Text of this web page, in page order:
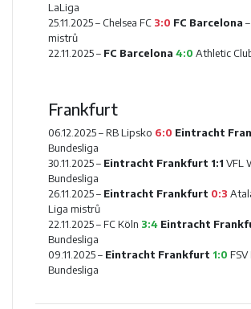
LaLiga
25.11.2025 – Chelsea FC 3:0 FC Barcelona
mistrů
22.11.2025 – FC Barcelona 4:0 Athletic
Frankfurt
06.12.2025 –RB Lipsko 6:0 Eintracht
Bundesliga
30.11.2025 – Eintracht Frankfurt 1:1 VFL
Bundesliga
26.11.2025 – Eintracht Frankfurt 0:3
Liga mistrů
22.11.2025 –FC Köln 3:4 Eintracht
Bundesliga
09.11.2025 – Eintracht Frankfurt 1:0
Bundesliga